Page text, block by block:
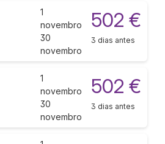
1
novembro
30
novembro
502 €
3 dias antes
1
novembro
30
novembro
502 €
3 dias antes